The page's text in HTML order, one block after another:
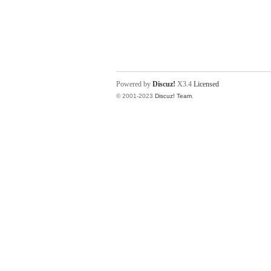
Powered by Discuz! X3.4 Licensed
© 2001-2023 Discuz! Team